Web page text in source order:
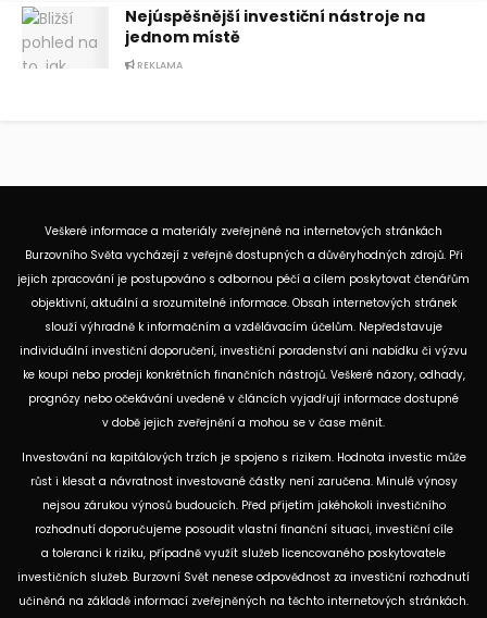
Nejúspěšnější investiční nástroje na
jednom místě
REKLAMA
Veškeré informace a materiály zveřejněné na internetových stránkách
Burzovního Světa vycházejí z veřejně dostupných a důvěryhodných zdrojů. Při
jejich zpracování je postupováno s odbornou péčí a cílem poskytovat čtenářům
objektivní, aktuální a srozumitelné informace. Obsah internetových stránek
slouží výhradně k informačním a vzdělávacím účelům. Nepředstavuje
individuální investiční doporučení, investiční poradenství ani nabídku či výzvu
ke koupi nebo prodeji konkrétních finančních nástrojů. Veškeré názory, odhady,
prognózy nebo očekávání uvedené v článcích vyjadřují informace dostupné
v době jejich zveřejnění a mohou se v čase měnit.
Investování na kapitálových trzích je spojeno s rizikem. Hodnota investic může
růst i klesat a návratnost investované částky není zaručena. Minulé výnosy
nejsou zárukou výnosů budoucích. Před přijetím jakéhokoli investičního
rozhodnutí doporučujeme posoudit vlastní finanční situaci, investiční cíle
a toleranci k riziku, případně využít služeb licencovaného poskytovatele
investičních služeb. Burzovní Svět nenese odpovědnost za investiční rozhodnutí
učiněná na základě informací zveřejněných na těchto internetových stránkách.